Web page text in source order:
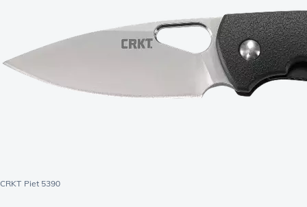
CRKT Piet 5390